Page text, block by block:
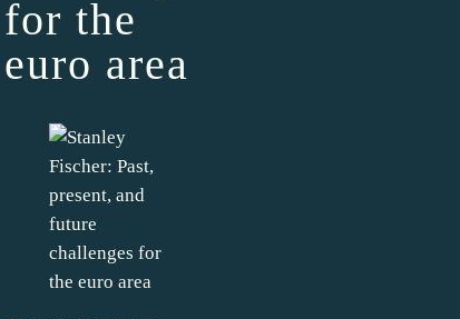
for the
euro area